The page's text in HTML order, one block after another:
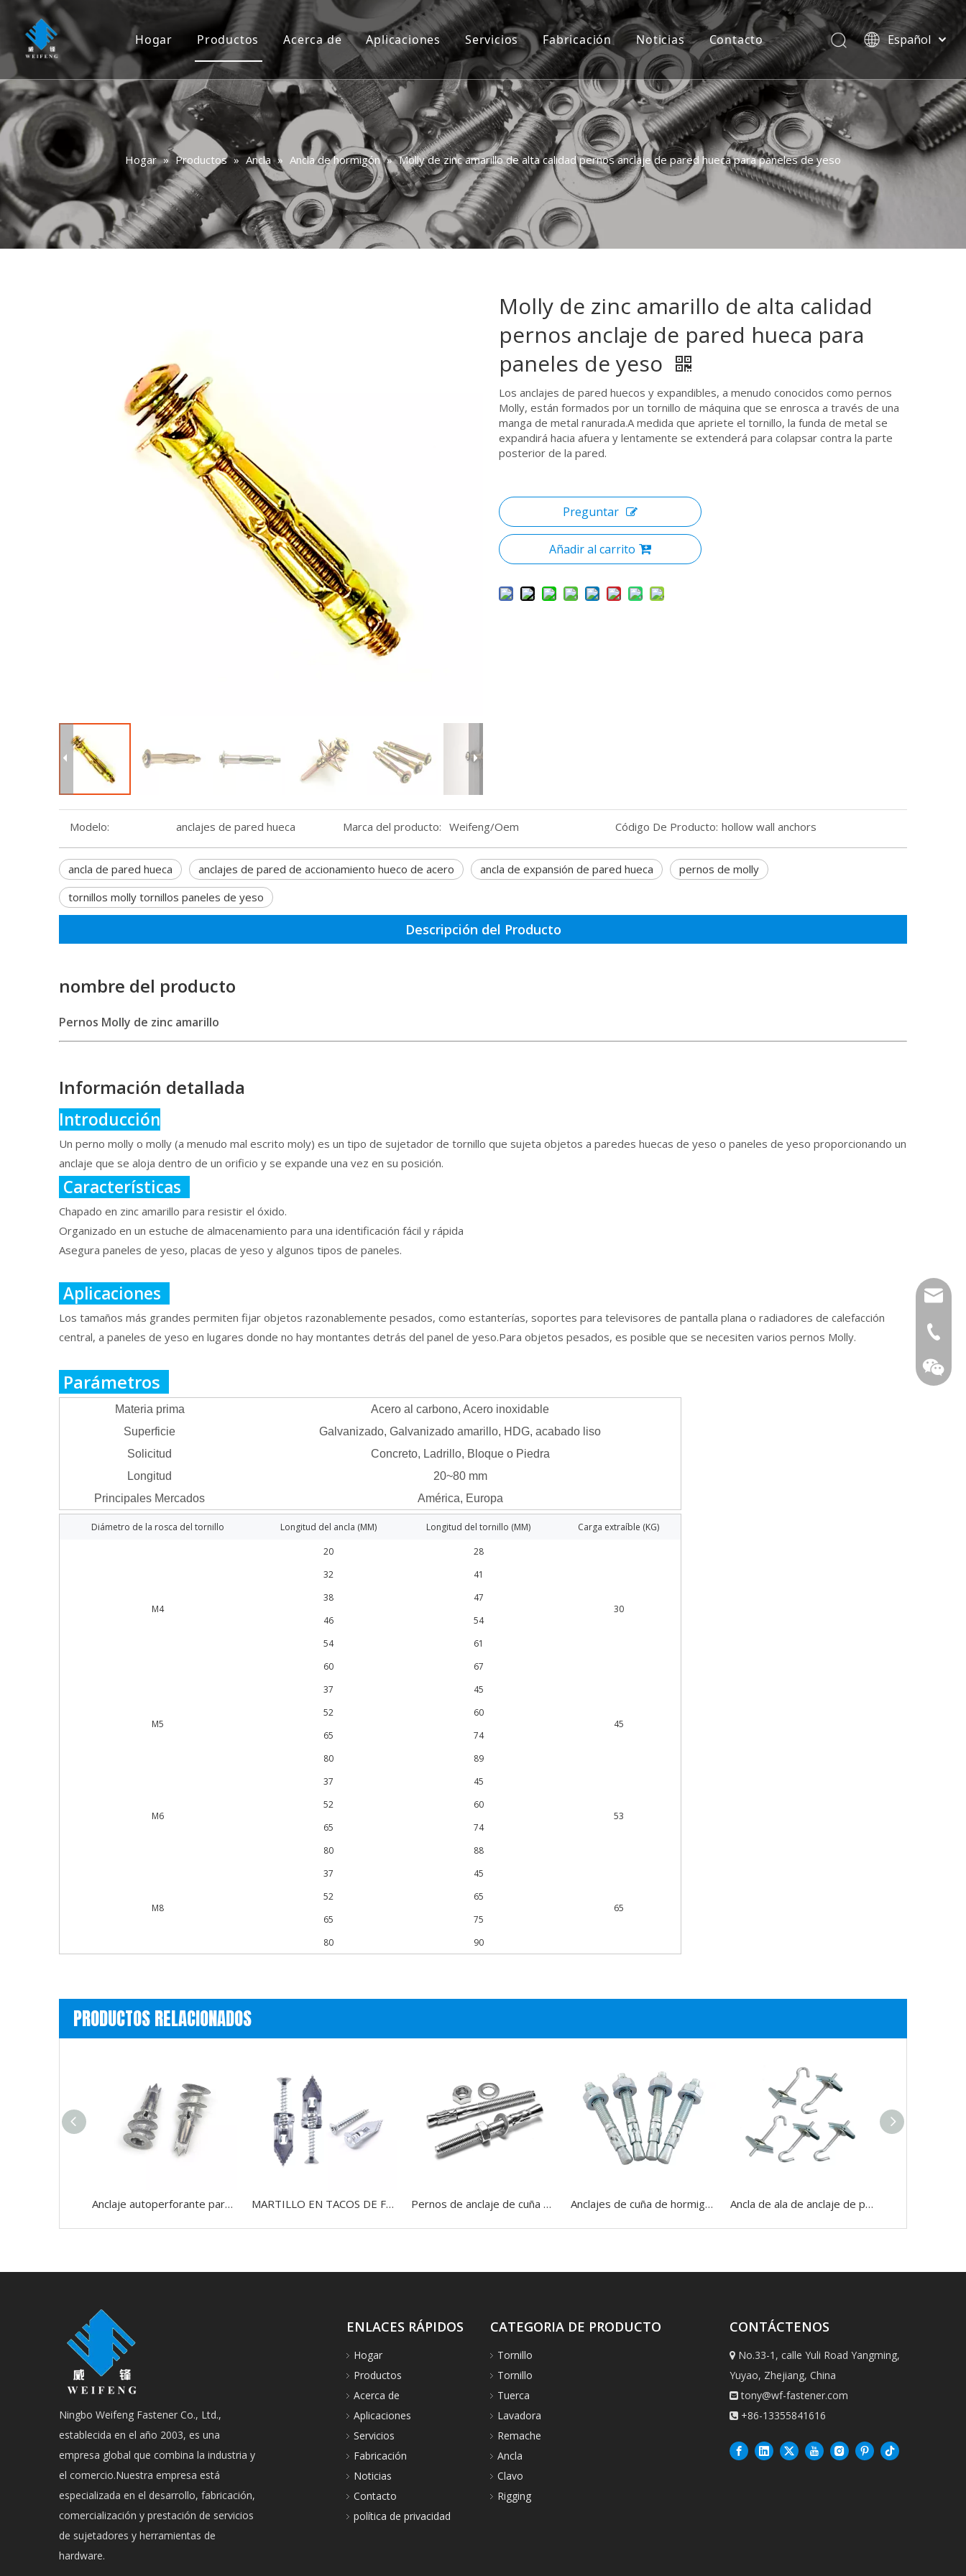
Hogar Productos
Tornillo
Tornillo
Tuerca
Lavadora
Remache
Ancla
Acerca de Aplicaciones Servicios
Costumbre
Consulta
Preguntas más frecuentes
Fabricación
Video
Noticias Contacto Español
हिन्दी
Italiano
Deutsch
Português
Pусский
Hogar » Productos » Ancla » Ancla de hormigón » Molly de zinc amarillo de alta calidad pernos anclaje de pared hueca para paneles de yeso
Molly de zinc amarillo de alta calidad
pernos anclaje de pared hueca para
paneles de yeso
Los anclajes de pared huecos y expandibles, a menudo conocidos como pernos
Molly, están formados por un tornillo de máquina que se enrosca a través de una
manga de metal ranurada.A medida que apriete el tornillo, la funda de metal se
expandirá hacia afuera y lentamente se extenderá para colapsar contra la parte
posterior de la pared.
Preguntar
Añadir al carrito
Modelo: anclajes de pared hueca Marca del producto: Weifeng/Oem Código De Producto: hollow wall anchors
ancla de pared hueca anclajes de pared de accionamiento hueco de acero ancla de expansión de pared hueca
pernos de molly
tornillos molly tornillos paneles de yeso
Descripción del Producto
nombre del producto
Pernos Molly de zinc amarillo
Información detallada
Introducción
Un perno molly o molly (a menudo mal escrito moly) es un tipo de sujetador de tornillo que sujeta objetos a paredes huecas de yeso o paneles de yeso proporcionando un
anclaje que se aloja dentro de un orificio y se expande una vez en su posición.
Características
Chapado en zinc amarillo para resistir el óxido.
Organizado en un estuche de almacenamiento para una identificación fácil y rápida
Asegura paneles de yeso, placas de yeso y algunos tipos de paneles.
Aplicaciones
Los tamaños más grandes permiten fijar objetos razonablemente pesados, como estanterías, soportes para televisores de pantalla plana o radiadores de calefacción
central, a paneles de yeso en lugares donde no hay montantes detrás del panel de yeso.Para objetos pesados, es posible que se necesiten varios pernos Molly.
Parámetros
Materia prima
Acero al carbono, Acero inoxidable
Superficie
Galvanizado, Galvanizado amarillo, HDG, acabado liso
Solicitud
Concreto, Ladrillo, Bloque o Piedra
Longitud
20~80 mm
Principales Mercados
América, Europa
Diámetro de la rosca del tornillo Longitud del ancla (MM) Longitud del tornillo (MM) Carga extraíble (KG)
M4
20 28
30
32
41
38
47
46
54
54
61
60
67
M5
37 45
45
52
60
65
74
80
89
M6
37 45
53
52
60
65
74
80
88
M8
37 45
65
52
65
65
75
80
90
PRODUCTOS RELACIONADOS
Anclaje autoperforante para paneles de yeso Phillips/ranurado de aleación de zinc de metal de fácil velocidad MARTILLO EN TACOS DE FIJACIÓN A PARED DE PLACA YESO METAL CON TORNILLOS Pernos de anclaje de cuña de hormigón de expansión de acero inoxidable de alta calidad Anclajes de cuña de hormigón de alta resistencia de China Acero al carbono galvanizado Ancla de ala de anclaje de palanca de resorte de zinc azul de sujeción barata de China con perno de gancho de ojo
Ningbo Weifeng Fastener Co., Ltd.,
establecida en el año 2003, es una
empresa global que combina la industria y
el comercio.Nuestra empresa está
especializada en el desarrollo, fabricación,
comercialización y prestación de servicios
de sujetadores y herramientas de
hardware.
ENLACES RÁPIDOS
Hogar
Productos
Acerca de
Aplicaciones
Servicios
Fabricación
Noticias
Contacto
política de privacidad
CATEGORIA DE PRODUCTO
Tornillo
Tornillo
Tuerca
Lavadora
Remache
Ancla
Clavo
Rigging
CONTÁCTENOS
 No.33-1, calle Yuli Road Yangming,
Yuyao, Zhejiang, China
 tony@wf-fastener.com
 +86-13355841616
+86-